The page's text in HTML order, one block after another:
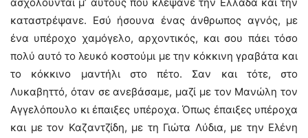
καταστρέψανε. Εσύ ήσουνα ένας άνθρωπος αγνός, με
ένα υπέροχο χαμόγελο, αρχοντικός, και σου πάει τόσο
πολύ αυτό το λευκό κοστούμι με την κόκκινη γραβάτα και
το κόκκινο μαντήλι στο πέτο. Σαν και τότε, στο
Λυκαβηττό, όταν σε ανεβάσαμε, μαζί με τον Μανώλη τον
Αγγελόπουλο κι έπαιξες υπέροχα. Όπως έπαιξες υπέροχα
και με τον Καζαντζίδη, με τη Γιώτα Λύδια, με την Ελένη